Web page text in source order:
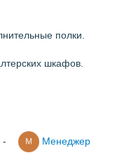
полки.
шкафов.
- Менеджер